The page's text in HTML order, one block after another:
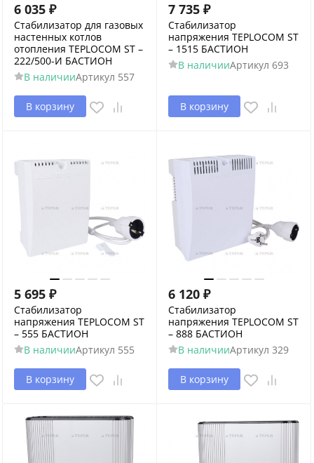
6 035 ₽
Стабилизатор для газовых
настенных котлов
отопления TEPLOCOM ST –
222/500-И БАСТИОН
В наличииАртикул 557
В корзину
7 735 ₽
Стабилизатор
напряжения TEPLOCOM ST
– 1515 БАСТИОН
В наличииАртикул 693
В корзину
5 695 ₽
Стабилизатор
напряжения TEPLOCOM ST
– 555 БАСТИОН
В наличииАртикул 555
В корзину
6 120 ₽
Стабилизатор
напряжения TEPLOCOM ST
– 888 БАСТИОН
В наличииАртикул 329
В корзину